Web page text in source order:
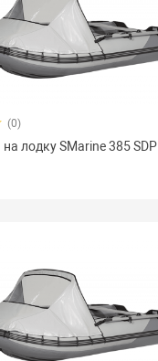
(0)
лодку SMarine 385 SDP